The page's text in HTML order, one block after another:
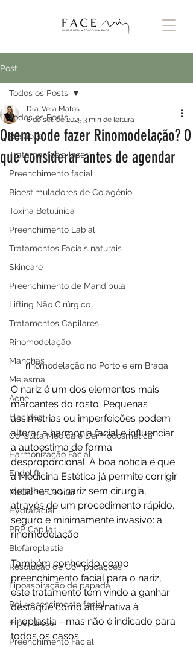
Post
Todos os Posts
Rosácea
Tratamentos a laser
Preenchimento facial
Bioestimuladores de Colagénio
Toxina Botulínica
Preenchimento Labial
Tratamentos Faciais naturais
Skincare
Preenchimento de Mandíbula
Lifting Não Cirúrgico
Tratamentos Capilares
Rinomodelação
Manchas
Melasma
Acne
Flacidez
Consulta Médica e Dermocosmética
Harmonização Facial
Endolift
Medicina Capilar
Hydrafacial
PRP Capilar
Blefaroplastia
Resolução de Complicações
Lipoaspiração de papada
Rejuvenescimento facial
Hiperidrose
Preenchimento Facial
Todos os Posts
Quem pode fazer Rinomodelação? O
que considerar antes de agendar
Dra. Vera Matos
8 de set. de 2025 3 min de leitura
rinomodelação no Porto e em Braga
O nariz é um dos elementos mais
marcantes do rosto. Pequenas
assimetrias ou imperfeições podem
alterar a harmonia facial e influenciar
a autoestima de forma
desproporcional. A boa notícia é que
a Medicina Estética já permite corrigir
detalhes no nariz sem cirurgia,
através de um procedimento rápido,
seguro e minimamente invasivo: a
rinomodelação.
Também conhecido como
preenchimento facial para o nariz,
este tratamento tem vindo a ganhar
destaque como alternativa à
rinoplastia - mas não é indicado para
todos os casos.